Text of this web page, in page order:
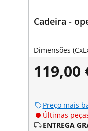
Cadeira -
Dimensões
119,00
Preço mais
Últimas
ENTREGA